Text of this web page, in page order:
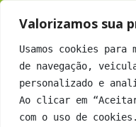
Valorizamos sua
Usamos cookies
de navegação,
personalizado e
Ao clicar em
com o uso de cookies.